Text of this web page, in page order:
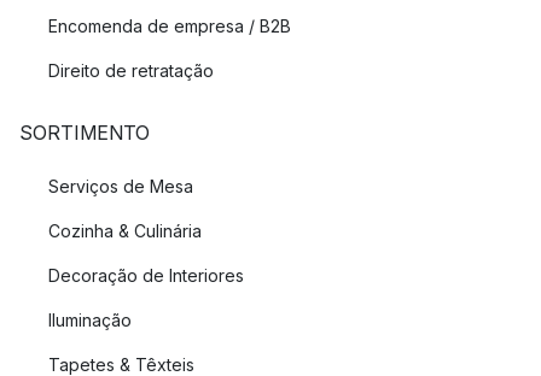
Encomenda de empresa / B2B
Direito de retratação
SORTIMENTO
Serviços de Mesa
Cozinha & Culinária
Decoração de Interiores
Iluminação
Tapetes & Têxteis